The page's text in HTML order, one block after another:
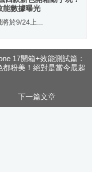
能數據曝光
於9/24上...
17開箱+效能測試篇：
都粉美！絕對是當今最超
下一篇文章